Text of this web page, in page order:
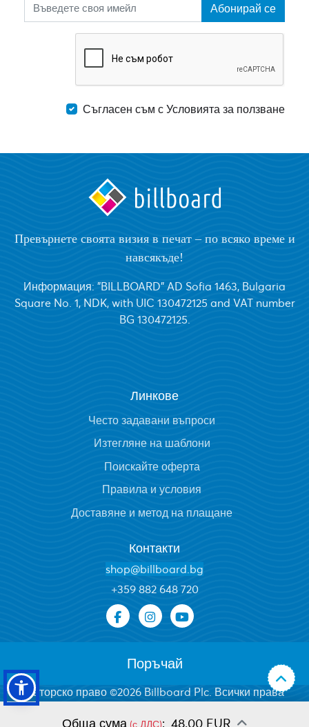
Обща сума (с ДДС): 48.00 EUR
Поръчай
Абонирай се
Съгласен съм с Условията за ползване
Превърнете своята визия в печат – по всяко време и
навсякъде!
Информация: "BILLBOARD" AD Sofia 1463, Bulgaria
Square No. 1, NDK, with UIC 130472125 and VAT number
BG 130472125.
Линкове
Често задавани въпроси
Изтегляне на шаблони
Поискайте оферта
Правила и условия
Доставяне и метод на плащане
Контакти
shop@billboard.bg
+359 882 648 720
Авторско право ©2026 Billboard Plc. Всички права